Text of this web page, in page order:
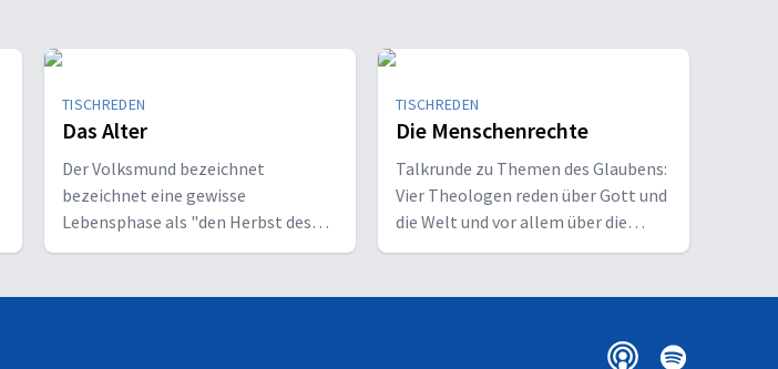
TISCHREDEN
Das Alter
Der Volksmund bezeichnet
bezeichnet eine gewisse
Lebensphase als "den Herbst des
Lebens". Zugleich birgt diese Phase
Weisheit. In der Bibel finden wir
TISCHREDEN
Die Menschenrechte
Talkrunde zu Themen des Glaubens:
Vier Theologen reden über Gott und
die Welt und vor allem über die
Bibel. Thema: Die Menschenrechte.
die sich die Menschheit beruft. Die
Indiviudum schützen, ebenso wie